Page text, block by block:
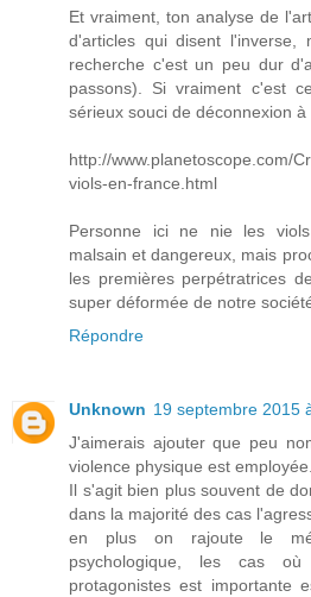
Et vraiment, ton analyse de
d'articles qui disent l'inverse,
recherche c'est un peu dur
passons). Si vraiment c'est
sérieux souci de déconnexion à
http://www.planetoscope.com/
viols-en-france.html
Personne ici ne nie les
malsain et dangereux, mais
les premières perpétratrices
super déformée de notre
Répondre
Unknown 19 septembre 2015
J'aimerais ajouter que peu
violence physique est employée.
Il s'agit bien plus souvent de
dans la majorité des cas
en plus on rajoute le
psychologique, les cas
protagonistes est importante